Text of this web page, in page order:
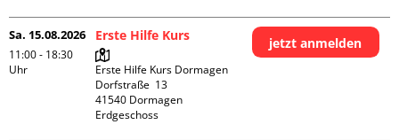
Sa. 15.08.2026
11:00 - 18:30
Uhr
Erste Hilfe Kurs
Erste Hilfe Kurs Dormagen
Dorfstraße  13
41540 Dormagen
Erdgeschoss
jetzt anmelden